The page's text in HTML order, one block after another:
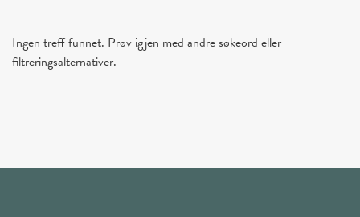
Ingen treff funnet. Prøv igjen med andre søkeord eller
filtreringsalternativer.